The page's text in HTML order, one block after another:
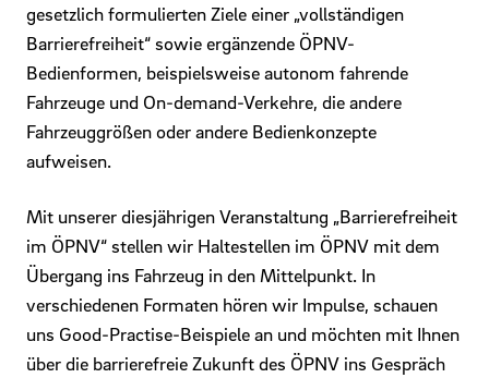
gesetzlich formulierten Ziele einer „vollständigen
Barrierefreiheit“ sowie ergänzende ÖPNV-
Bedienformen, beispielsweise autonom fahrende
Fahrzeuge und On-demand-Verkehre, die andere
Fahrzeuggrößen oder andere Bedienkonzepte
aufweisen.
Mit unserer diesjährigen Veranstaltung „Barrierefreiheit
im ÖPNV“ stellen wir Haltestellen im ÖPNV mit dem
Übergang ins Fahrzeug in den Mittelpunkt. In
verschiedenen Formaten hören wir Impulse, schauen
uns Good-Practise-Beispiele an und möchten mit Ihnen
über die barrierefreie Zukunft des ÖPNV ins Gespräch